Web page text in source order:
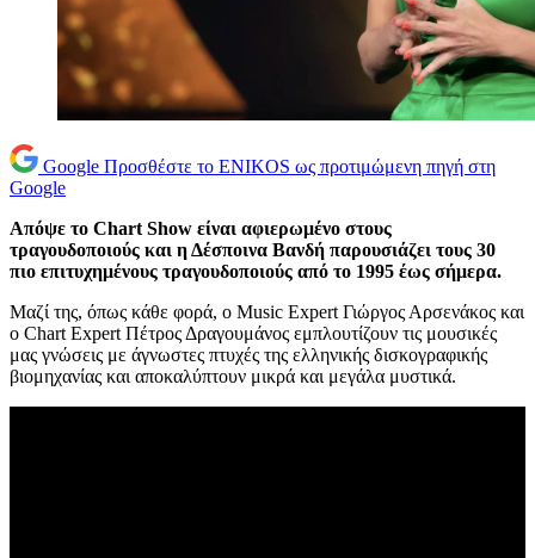
Google Προσθέστε το ENIKOS ως προτιμώμενη πηγή στη
Google
Απόψε το Chart Show είναι αφιερωμένο στους
τραγουδοποιούς και η Δέσποινα Βανδή παρουσιάζει τους 30
πιο επιτυχημένους τραγουδοποιούς από το 1995 έως σήμερα.
Μαζί της, όπως κάθε φορά, ο Music Expert Γιώργος Αρσενάκος και
ο Chart Expert Πέτρος Δραγουμάνος εμπλουτίζουν τις μουσικές
μας γνώσεις με άγνωστες πτυχές της ελληνικής δισκογραφικής
βιομηχανίας και αποκαλύπτουν μικρά και μεγάλα μυστικά.